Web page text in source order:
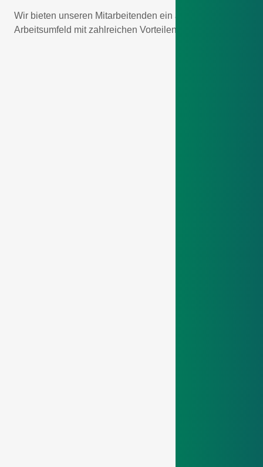
Wir bieten unseren Mitarbeitenden ein attraktives
Arbeitsumfeld mit zahlreichen Vorteilen.